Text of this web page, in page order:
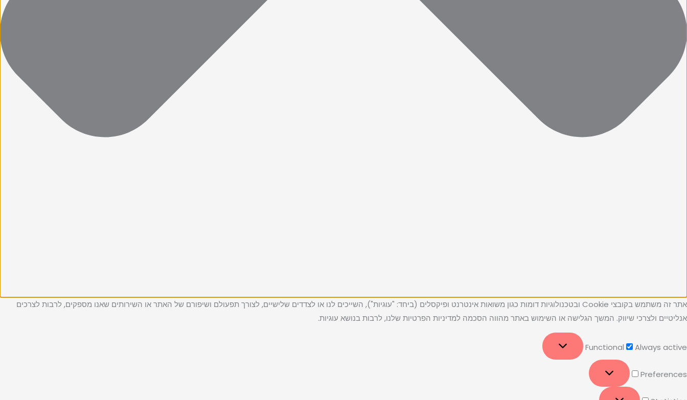
אתר זה משתמש בקובצי Cookie ובטכנולוגיות דומות כגון משואות אינטרנט ופיקסלים (ביחד: "עוגיות"), השייכים לנו או לצדדים שלישיים, לצורך תפעולם ושיפורם של האתר או השירותים שאנו מספקים, לרבות לצרכים
אנליטיים ולצרכי שיווק. המשך הגלישה או השימוש באתר מהווה הסכמה למדיניות הפרטיות שלנו, לרבות בנושא עוגיות.
Functional Always active
Preferences